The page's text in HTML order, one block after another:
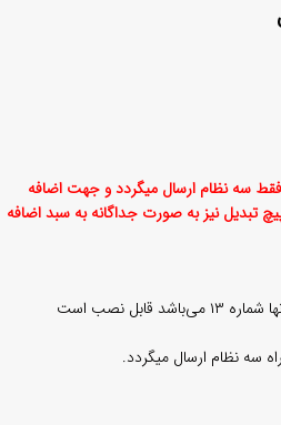
سه نظام ارسال میگردد و جهت اضافه
تبدیل نیز به صورت جداگانه به سبد اضافه
نصب است
سه نظام ارسال میگردد.